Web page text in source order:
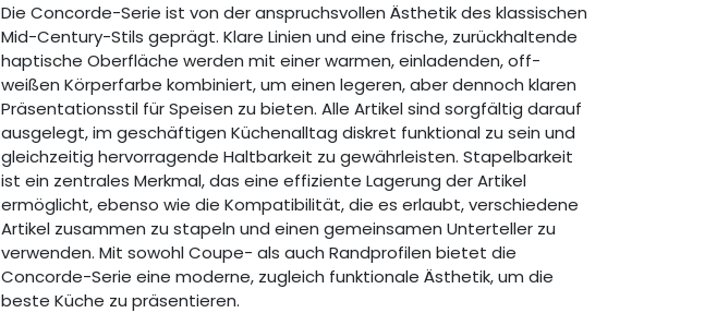
Die Concorde-Serie ist von der anspruchsvollen Ästhetik des klassischen
Mid-Century-Stils geprägt. Klare Linien und eine frische, zurückhaltende
haptische Oberfläche werden mit einer warmen, einladenden, off-
weißen Körperfarbe kombiniert, um einen legeren, aber dennoch klaren
Präsentationsstil für Speisen zu bieten. Alle Artikel sind sorgfältig darauf
ausgelegt, im geschäftigen Küchenalltag diskret funktional zu sein und
gleichzeitig hervorragende Haltbarkeit zu gewährleisten. Stapelbarkeit
ist ein zentrales Merkmal, das eine effiziente Lagerung der Artikel
ermöglicht, ebenso wie die Kompatibilität, die es erlaubt, verschiedene
Artikel zusammen zu stapeln und einen gemeinsamen Unterteller zu
verwenden. Mit sowohl Coupe- als auch Randprofilen bietet die
Concorde-Serie eine moderne, zugleich funktionale Ästhetik, um die
beste Küche zu präsentieren.